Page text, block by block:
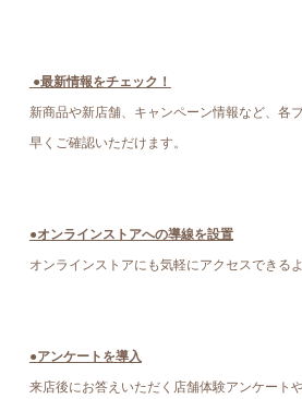
●最新情報をチェック！
新商品や新店舗、キャンペーン情報など、各
早くご確認いただけます。
●オンラインストアへの導線を設置
オンラインストアにも気軽にアクセスできる
●アンケートを導入
来店後にお答えいただく店舗体験アンケート